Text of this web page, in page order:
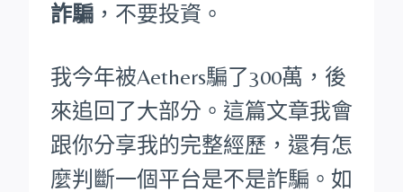
詐騙 ，不要投資。
我今年被Aethers騙了300萬，後
來追回了大部分。這篇文章我會
跟你分享我的完整經歷，還有怎
麼判斷一個平台是不是詐騙。如